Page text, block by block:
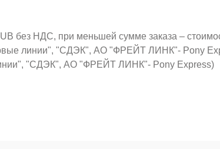
без НДС, при меньшей сумме заказа –
линии", "СДЭК", АО "ФРЕЙТ ЛИНК"- Pony
"СДЭК", АО "ФРЕЙТ ЛИНК"- Pony Express)